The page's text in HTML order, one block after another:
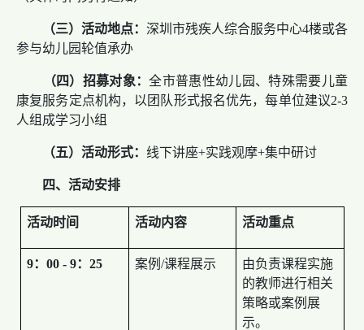
（三） 活动地点： 深圳市残疾人综合服务中心4楼或各
参与幼儿园轮值承办
（四） 招募对象：全市普惠性幼儿园、特殊需要儿童
康复服务定点机构，以团队形式报名优先，每单位建议2-3
人组成学习小组
（五） 活动形式： 线下讲座+实践观摩+集中研讨
四、活动安排
活动时间 活动内容 活动重点
9：00 - 9：25 案例/课程展示
由负责课程实施
的教师进行相关
策略或案例展
示。